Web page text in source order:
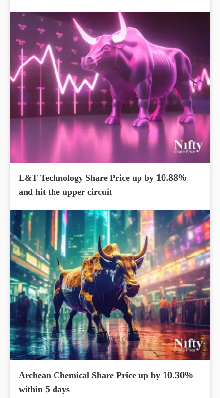
L&T Technology Share Price up by 10.88%
and hit the upper circuit
Archean Chemical Share Price up by 10.30%
within 5 days